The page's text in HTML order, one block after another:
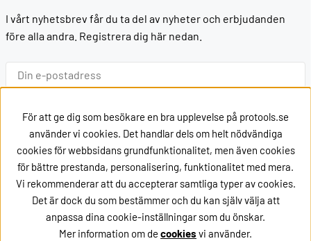
I vårt nyhetsbrev får du ta del av nyheter och erbjudanden
före alla andra. Registrera dig här nedan.
Ok
Kontakt
eller ring oss på +46162002020
För att ge dig som besökare en bra upplevelse på protools.se
använder vi cookies. Det handlar dels om helt nödvändiga
cookies för webbsidans grundfunktionalitet, men även cookies
för bättre prestanda, personalisering, funktionalitet med mera.
Vi rekommenderar att du accepterar samtliga typer av cookies.
Det är dock du som bestämmer och du kan själv välja att
anpassa dina cookie-inställningar som du önskar.
Mer information om de cookies vi använder.